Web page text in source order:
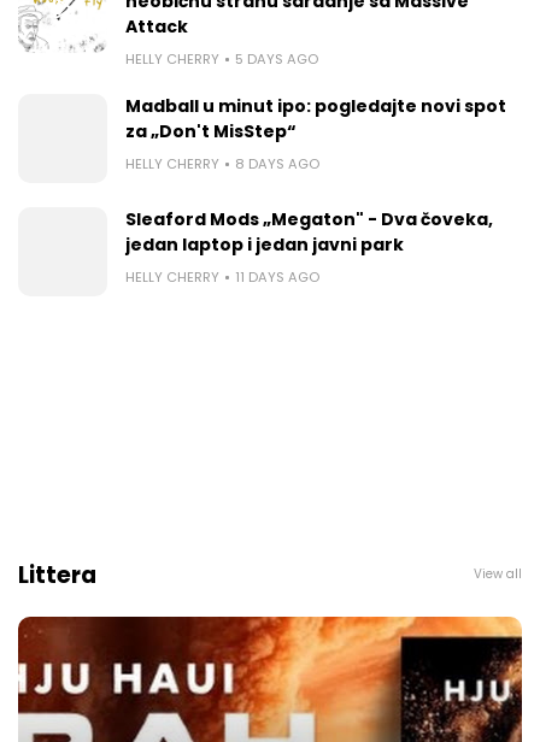
Attack
HELLY CHERRY 5 DAYS AGO
Madball u minut ipo: pogledajte novi spot
za „Don't MisStep“
HELLY CHERRY 8 DAYS AGO
Sleaford Mods „Megaton" - Dva čoveka,
jedan laptop i jedan javni park
HELLY CHERRY 11 DAYS AGO
Littera View all